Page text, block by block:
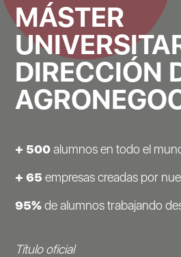
MÁSTER
DIRECCIÓN
+ 500alumnos en todo el
+ 65empresas creadas por
95%de alumnos trabajando
Título oficial